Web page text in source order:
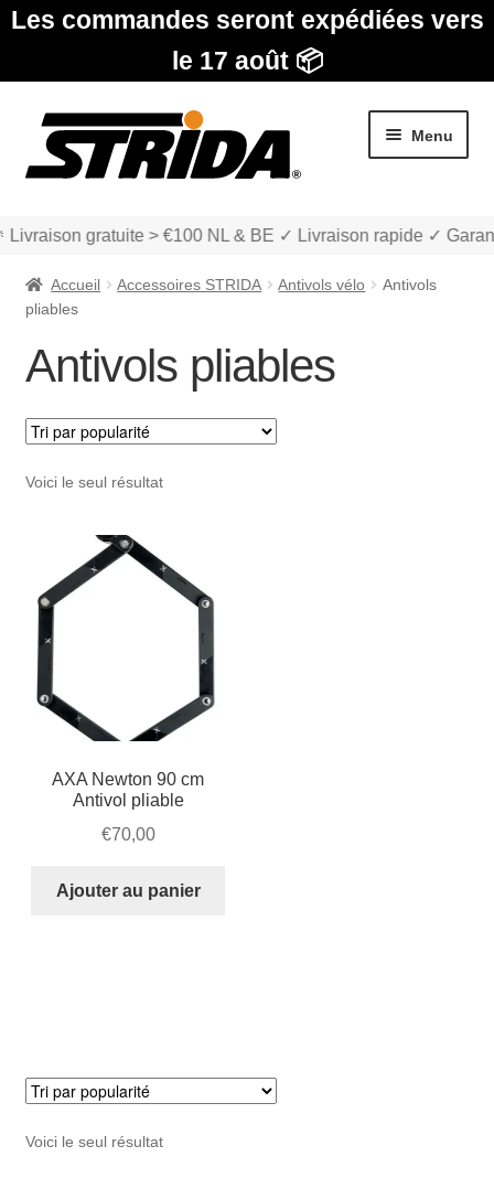
Les commandes seront expédiées vers
le 17 août 📦
Aller
la
Aller
contenu
Menu
Les Modèles
boutique
SOLDES
Livraison gratuite > €100 NL & BE ✓ Livraison rapide ✓
Accueil Accessoires STRIDA Antivols vélo
Antivols
pliables
Antivols pliables
Voici le seul résultat
AXA Newton 90 cm
Antivol pliable
€70,00
Ajouter au panier
Voici le seul résultat